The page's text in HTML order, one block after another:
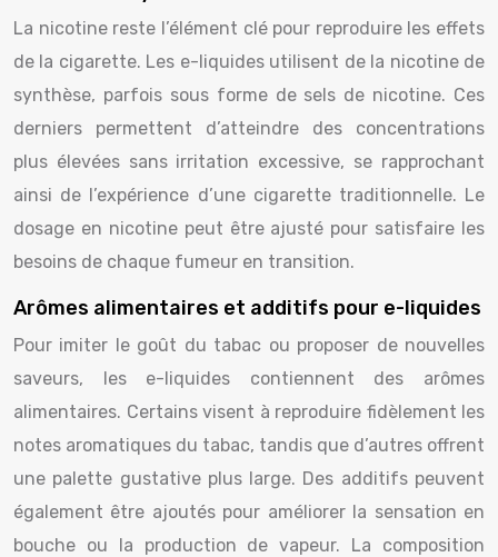
La nicotine reste l’élément clé pour reproduire les effets
de la cigarette. Les e-liquides utilisent de la nicotine de
synthèse, parfois sous forme de sels de nicotine. Ces
derniers permettent d’atteindre des concentrations
plus élevées sans irritation excessive, se rapprochant
ainsi de l’expérience d’une cigarette traditionnelle. Le
dosage en nicotine peut être ajusté pour satisfaire les
besoins de chaque fumeur en transition.
Arômes alimentaires et additifs pour e-liquides
Pour imiter le goût du tabac ou proposer de nouvelles
saveurs, les e-liquides contiennent des arômes
alimentaires. Certains visent à reproduire fidèlement les
notes aromatiques du tabac, tandis que d’autres offrent
une palette gustative plus large. Des additifs peuvent
également être ajoutés pour améliorer la sensation en
bouche ou la production de vapeur. La composition